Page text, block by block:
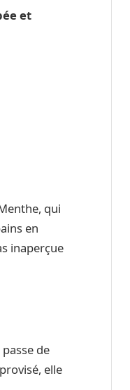
et
qui
en
inaperçue
de
elle